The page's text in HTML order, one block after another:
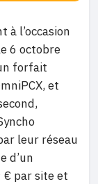
à l’occasion
6 octobre
forfait
et
leur réseau
d’un
€ par site et